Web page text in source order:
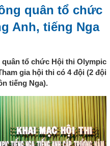
quân tổ chức
Anh, tiếng Nga
tổ chức Hội thi Olympic
gia hội thi có 4 đội (2 đội
tiếng Nga).